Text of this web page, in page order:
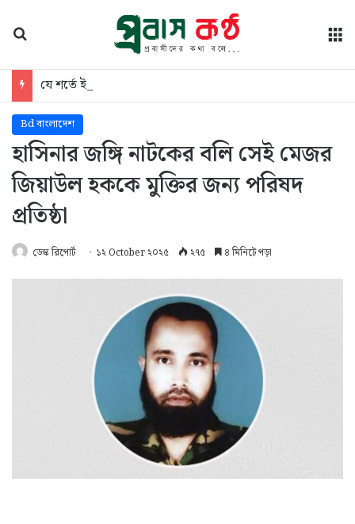
যে শর্তে ইরানের ওপর থেকে নৌ অবরোধ তুলে নেবে যুক্তরাষ্ট্র
Bd বাংলাদেশ
হাসিনার জঙ্গি নাটকের বলি সেই মেজর
জিয়াউল হককে মুক্তির জন্য পরিষদ
প্রতিষ্ঠা
ডেস্ক রিপোর্ট ১২ October ২০২৫ ২৭৫ ৪ মিনিটে পড়া